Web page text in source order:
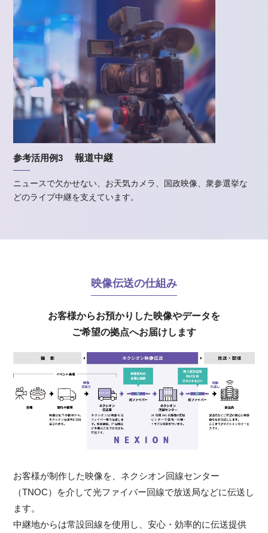
参考活用例3 報道中継
ニュースで欠かせない、お天気カメラ、国政映像、衆参選挙な
どのライブ中継を支えています。
映像伝送の仕組み
お客様からお預かりした映像やデータを
ご希望の拠点へお届けします
お客様が制作した映像を、ネクシオン回線センター
（TNOC）を介して光ファイバー回線で放送局などに伝送し
ます。
中継地からは常設回線を使用し、安心・効率的に伝送提供